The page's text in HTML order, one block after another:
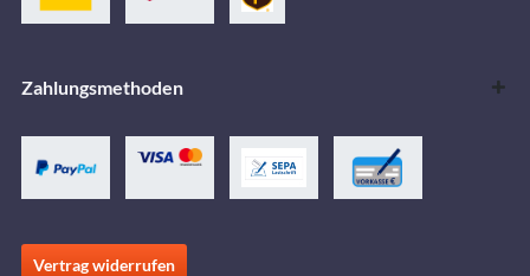
Zahlungsmethoden
Vertrag widerrufen